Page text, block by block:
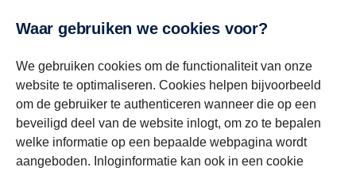
Waar gebruiken we cookies voor?
We gebruiken cookies om de functionaliteit van onze
website te optimaliseren. Cookies helpen bijvoorbeeld
om de gebruiker te authenticeren wanneer die op een
beveiligd deel van de website inlogt, om zo te bepalen
welke informatie op een bepaalde webpagina wordt
aangeboden. Inloginformatie kan ook in een cookie